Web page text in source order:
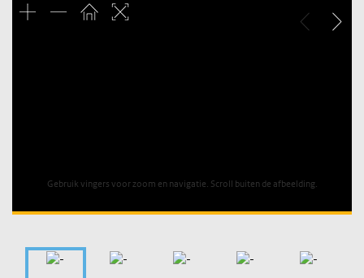
Gebruik vingers voor zoom en navigatie. Scroll buiten de afbeelding.